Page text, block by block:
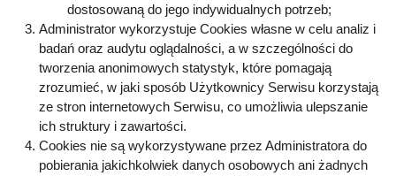
dostosowaną do jego indywidualnych potrzeb;
Administrator wykorzystuje Cookies własne w celu analiz i
badań oraz audytu oglądalności, a w szczególności do
tworzenia anonimowych statystyk, które pomagają
zrozumieć, w jaki sposób Użytkownicy Serwisu korzystają
ze stron internetowych Serwisu, co umożliwia ulepszanie
ich struktury i zawartości.
Cookies nie są wykorzystywane przez Administratora do
pobierania jakichkolwiek danych osobowych ani żadnych